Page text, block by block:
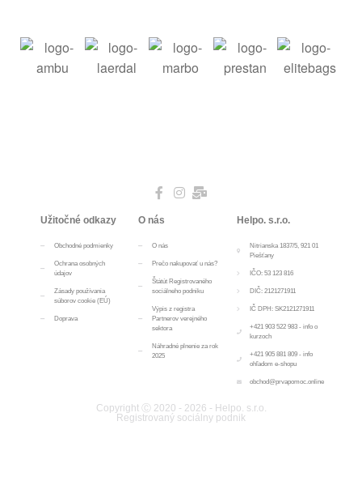
Užitočné odkazy
Obchodné podmienky
Ochrana osobných
údajov
Zásady používania
súborov cookie (EÚ)
Doprava
O nás
O nás
Prečo nakupovať u nás?
Štátút Registrovaného
sociálneho podniku
Výpis z registra
Partnerov verejného
sektora
Náhradné plnenie za rok
2025
Helpo. s.r.o.
Nitrianska 1837/5, 921 01
Piešťany
IČO: 53 123 816
DIČ: 2121271911
IČ DPH: SK2121271911
+421 903 522 983 - info o
kurzoch
+421 905 881 809 - info
ohľadom e-shopu
obchod@prvapomoc.online
Copyright Ⓒ 2020 - 2026 - Helpo. s.r.o.
Registrovaný sociálny podnik